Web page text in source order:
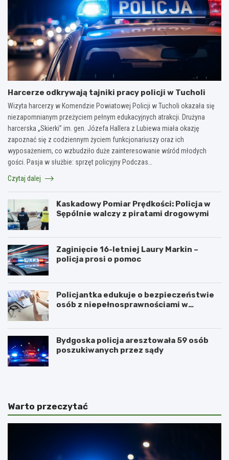
Harcerze odkrywają tajniki pracy policji w Tucholi
Wizyta harcerzy w Komendzie Powiatowej Policji w Tucholi okazała się
niezapomnianym przeżyciem pełnym edukacyjnych atrakcji. Drużyna
harcerska „Skierki” im. gen. Józefa Hallera z Lubiewa miała okazję
zapoznać się z codziennym życiem funkcjonariuszy oraz ich
wyposażeniem, co wzbudziło duże zainteresowanie wśród młodych
gości. Pasja w służbie: sprzęt policyjny Podczas…
Czytaj dalej
Kaskadowy Pomiar Prędkości: Policja w
Sępólnie walczy z piratami drogowymi
Zaginięcie 16-letniej Laury Markin –
policja prosi o pomoc
Policjantka edukuje o bezpieczeństwie
osób z niepełnosprawnościami w
Bydgoska policja aresztowała 59 osób
poszukiwanych przez sądy
Warto przeczytać